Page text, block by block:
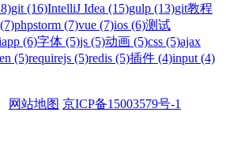
git (16)IntelliJ Idea (15)gulp (13)git教程
phpstorm (7)vue (7)ios (6)测试
(6)字体 (5)js (5)动画 (5)css (5)ajax
(5)requirejs (5)redis (5)插件 (4)input (4)
网站地图 京ICP备15003579号-1